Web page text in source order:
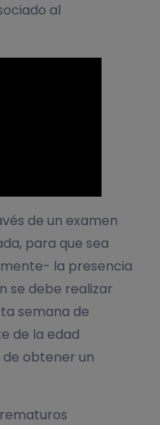
al
de un examen
para que sea
la presencia
se debe realizar
semana de
de la edad
obtener un